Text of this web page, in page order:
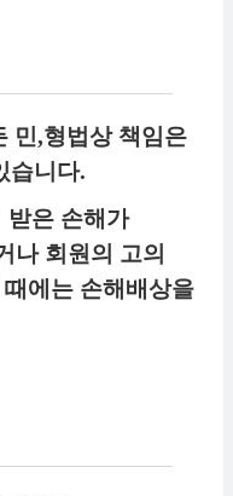
민,형법상 책임은
습니다.
받은 손해가
나 회원의 고의
에는 손해배상을